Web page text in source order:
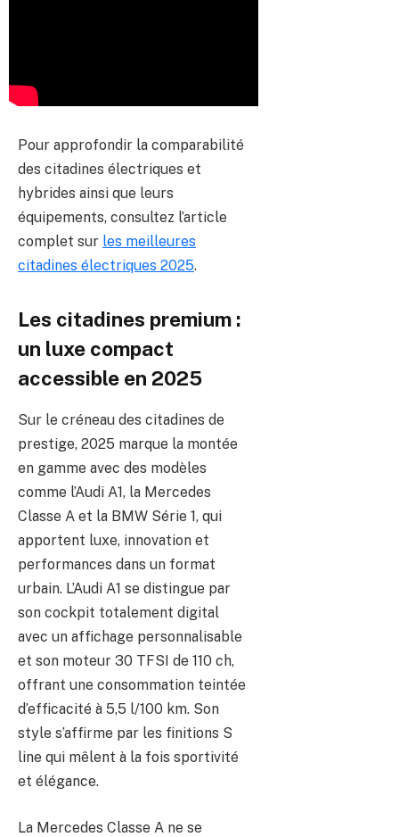
Pour approfondir la comparabilité
des citadines électriques et
hybrides ainsi que leurs
équipements, consultez l’article
complet sur les meilleures
citadines électriques 2025.
Les citadines premium :
un luxe compact
accessible en 2025
Sur le créneau des citadines de
prestige, 2025 marque la montée
en gamme avec des modèles
comme l’Audi A1, la Mercedes
Classe A et la BMW Série 1, qui
apportent luxe, innovation et
performances dans un format
urbain. L’Audi A1 se distingue par
son cockpit totalement digital
avec un affichage personnalisable
et son moteur 30 TFSI de 110 ch,
offrant une consommation teintée
d’efficacité à 5,5 l/100 km. Son
style s’affirme par les finitions S
line qui mêlent à la fois sportivité
et élégance.
La Mercedes Classe A ne se